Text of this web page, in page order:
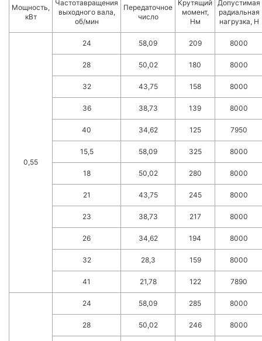
Мощность,
кВт
Частотавращения
выходного вала,
об/мин
Передаточное
число
Крутящий
момент,
Нм
Допустимая
радиальная
нагрузка, Н
0,55
24 58,09 209 8000
28 50,02 180 8000
32 43,75 158 8000
36 38,73 139 8000
40 34,62 125 7950
15,5 58,09 325 8000
18 50,02 280 8000
21 43,75 245 8000
23 38,73 217 8000
26 34,62 194 8000
32 28,3 159 8000
41 21,78 122 7890
24 58,09 285 8000
28 50,02 246 8000